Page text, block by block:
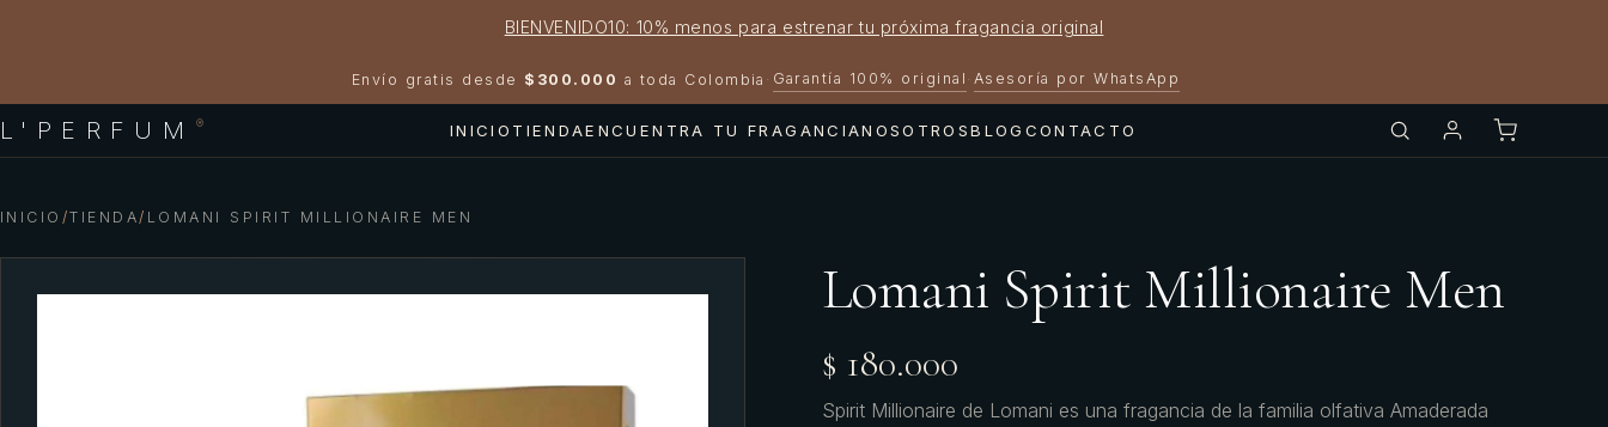
BIENVENIDO10: 10% menos para estrenar tu próxima fragancia original
Envío gratis desde $300.000 a toda Colombia · Garantía 100% original · Asesoría por WhatsApp
L'PERFUM ® INICIO TIENDAENCUENTRA TU FRAGANCIANOSOTROSBLOG CONTACTO
INICIO /TIENDA/ LOMANI SPIRIT MILLIONAIRE MEN
Lomani Spirit Millionaire Men
$ 180.000
Spirit Millionaire de Lomani es una fragancia de la familia olfativa Amaderada